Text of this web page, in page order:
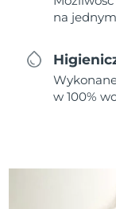
na
w 100%